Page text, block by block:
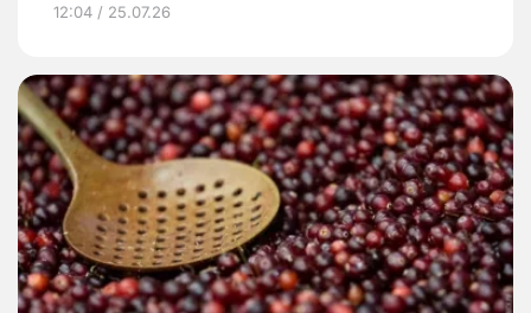
12:04 / 25.07.26